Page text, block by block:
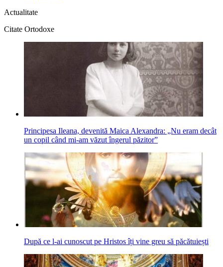
Actualitate
Citate Ortodoxe
Principesa Ileana, devenită Maica Alexandra: „Nu eram decât
un copil când mi-am văzut îngerul păzitor”
După ce l-ai cunoscut pe Hristos îți vine greu să păcătuiești